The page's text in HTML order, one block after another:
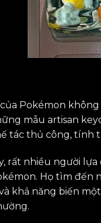
Pokémon
mẫu artisan
tác thủ công, tính
rất nhiều người
Họ tìm đến
khả năng biến